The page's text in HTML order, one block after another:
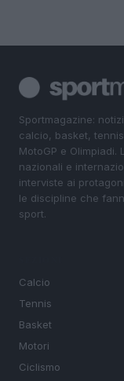
Sportmagazine:
calcio, basket,
MotoGP e
nazionali e
interviste ai
le discipline che
sport.
Calcio
Tennis
Basket
Motori
Ciclismo